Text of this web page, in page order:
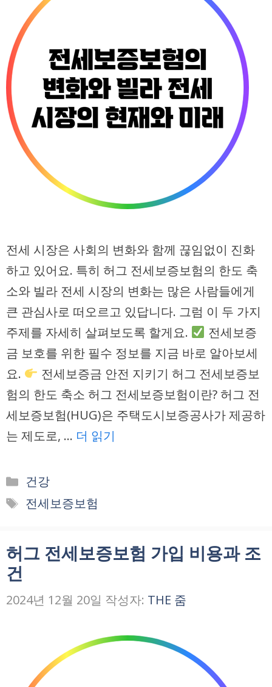
전세 시장은 사회의 변화와 함께 끊임없이 진화
하고 있어요. 특히 허그 전세보증보험의 한도 축
소와 빌라 전세 시장의 변화는 많은 사람들에게
큰 관심사로 떠오르고 있답니다. 그럼 이 두 가지
주제를 자세히 살펴보도록 할게요.
전세보증
금 보호를 위한 필수 정보를 지금 바로 알아보세
요.
전세보증금 안전 지키기 허그 전세보증보
험의 한도 축소 허그 전세보증보험이란? 허그 전
세보증보험(HUG)은 주택도시보증공사가 제공하
는 제도로, … 더 읽기
카
테
건강
태
전세보증보험
허그 전세보증보험 가입 비용과 조
건
2024년 12월 20일 작성자: THE 줌